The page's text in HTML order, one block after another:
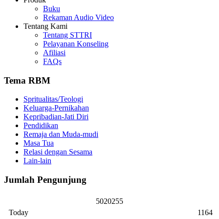
Buku
Rekaman Audio Video
Tentang Kami
Tentang STTRI
Pelayanan Konseling
Afiliasi
FAQs
Tema RBM
Spritualitas/Teologi
Keluarga-Pernikahan
Kepribadian-Jati Diri
Pendidikan
Remaja dan Muda-mudi
Masa Tua
Relasi dengan Sesama
Lain-lain
Jumlah Pengunjung
5020255
Today
1164